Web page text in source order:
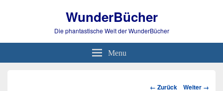
WunderBücher
Die phantastische Welt der WunderBücher
Menu
Bild-
← Zurück Weiter →